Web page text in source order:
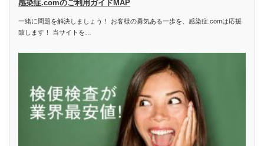
感染症.comのご利用ガイドMAP
一緒に問題を解決しましょう！ お客様の勇気ある一歩を、感染症.comは応援
致します！ 当サイトを…